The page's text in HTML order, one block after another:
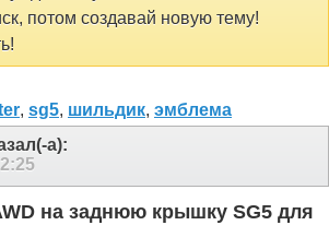
потом создавай новую тему!
, sg5, шильдик, эмблема
а):
на заднюю крышку SG5 для